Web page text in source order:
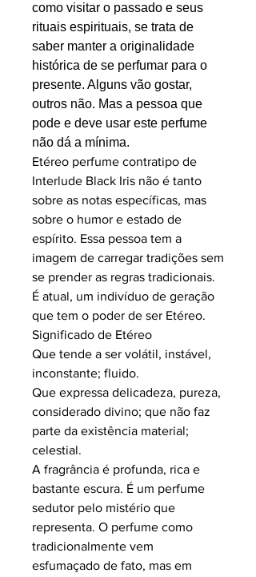
como visitar o passado e seus
rituais espirituais, se trata de
saber manter a originalidade
histórica de se perfumar para o
presente. Alguns vão gostar,
outros não. Mas a pessoa que
pode e deve usar este perfume
não dá a mínima.
Etéreo perfume contratipo de
Interlude Black Iris não é tanto
sobre as notas específicas, mas
sobre o humor e estado de
espírito. Essa pessoa tem a
imagem de carregar tradições sem
se prender as regras tradicionais.
É atual, um indivíduo de geração
que tem o poder de ser Etéreo.
Significado de Etéreo
Que tende a ser volátil, instável,
inconstante; fluido.
Que expressa delicadeza, pureza,
considerado divino; que não faz
parte da existência material;
celestial.
A fragrância é profunda, rica e
bastante escura. É um perfume
sedutor pelo mistério que
representa. O perfume como
tradicionalmente vem
esfumaçado de fato, mas em